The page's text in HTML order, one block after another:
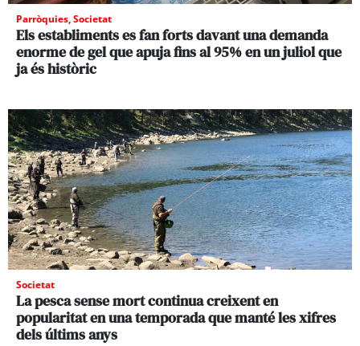
Parròquies,Societat
Els establiments es fan forts davant una demanda
enorme de gel que apuja fins al 95% en un juliol que
ja és històric
Societat
La pesca sense mort continua creixent en
popularitat en una temporada que manté les xifres
dels últims anys